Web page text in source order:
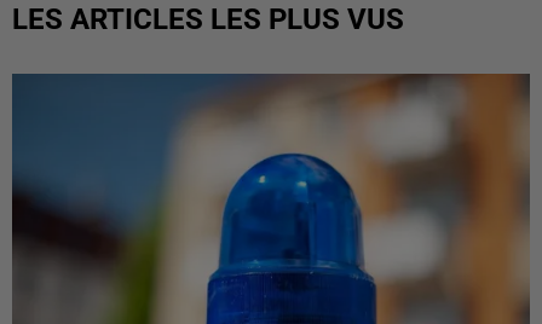
LES ARTICLES LES PLUS VUS